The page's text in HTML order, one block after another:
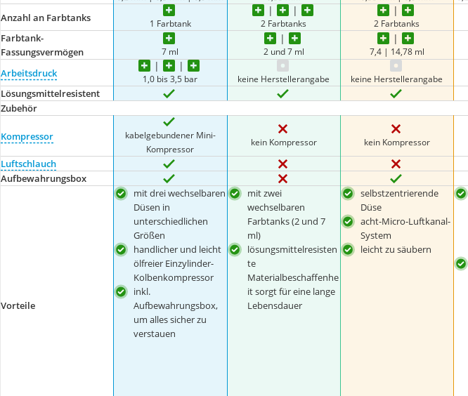
Anzahl an Farbtanks 1 Farbtank 2 Farbtanks 2 Farbtanks
Farbtank-
Fassungsvermögen
7 ml 2 und 7 ml 7,4 | 14,78 ml
Arbeitsdruck 1,0 bis 3,5 bar keine Herstellerangabe keine Herstellerangabe
Lösungsmittelresistent
Zubehör
Kompressor
kabelgebundener Mini-
Kompressor
kein Kompressor kein Kompressor
Luftschlauch
Aufbewahrungsbox
Vorteile
mit drei wechselbaren
Düsen in
unterschiedlichen
Größen
handlicher und leicht
ölfreier Einzylinder-
Kolbenkompressor
inkl.
Aufbewahrungsbox,
um alles sicher zu
verstauen
mit zwei
wechselbaren
Farbtanks (2 und 7
ml)
lösungsmittelresisten
te
Materialbeschaffenhe
it sorgt für eine lange
Lebensdauer
selbstzentrierende
Düse
acht-Micro-Luftkanal-
System
leicht zu säubern